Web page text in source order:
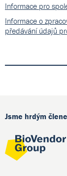
Informace pro
Informace o
předávání údajů
Jsme hrdým